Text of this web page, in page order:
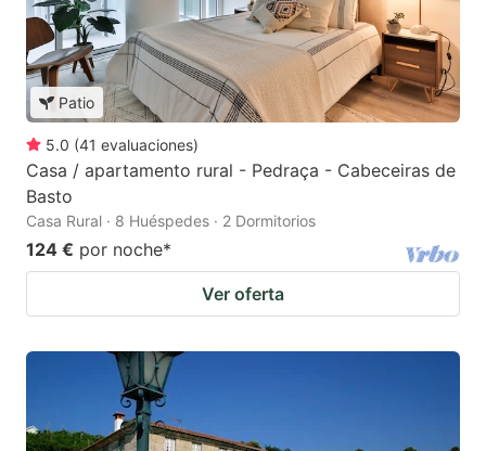
Patio
5.0 (41 evaluaciones)
Casa / apartamento rural - Pedraça - Cabeceiras de
Basto
Casa Rural · 8 Huéspedes · 2 Dormitorios
124 € por noche*
Ver oferta